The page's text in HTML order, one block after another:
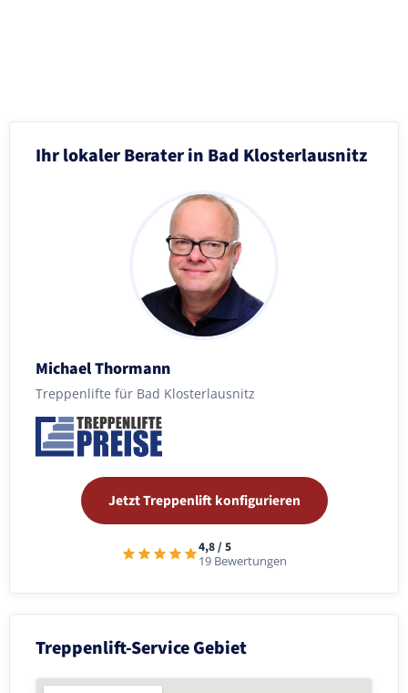
Ihr lokaler Berater in Bad Klosterlausnitz
Michael Thormann
Treppenlifte für Bad Klosterlausnitz
Jetzt Treppenlift konfigurieren
4,8 / 5
19 Bewertungen
Treppenlift-Service Gebiet